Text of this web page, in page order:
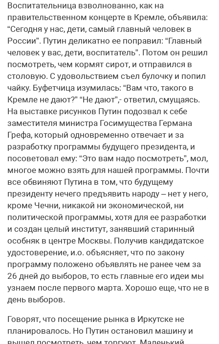
Воспитательница взволнованно, как на
правительственном концерте в Кремле, объявила:
“Сегодня у нас, дети, самый главный человек в
России”. Путин деликатно ее поправил: “Главный
человек у вас, дети, воспитатель”. Потом он решил
посмотреть, чем кормят сирот, и отправился в
столовую. С удовольствием съел булочку и попил
чайку. Буфетчица изумилась: “Вам что, такого в
Кремле не дают?” “Не дают”,- ответил, смущаясь.
На выставке рисунков Путин подозвал к себе
заместителя министра Госимущества Германа
Грефа, который одновременно отвечает и за
разработку программы будущего президента, и
посоветовал ему: “Это вам надо посмотреть”, мол,
многое можно взять для нашей программы. Почти
все обвиняют Путина в том, что будущему
президенту нечего предъявить народу – нет у него,
кроме Чечни, никакой ни экономической, ни
политической программы, хотя для ее разработки
и создан целый институт, занявший старинный
особняк в центре Москвы. Получив кандидатское
удостоверение, и.о. объясняет, что по закону
программу положено объявлять не ранее чем за
26 дней до выборов, то есть главные его идеи мы
узнаем после первого марта. Хорошо еще, что не в
день выборов.
Говорят, что посещение рынка в Иркутске не
планировалось. Но Путин остановил машину и